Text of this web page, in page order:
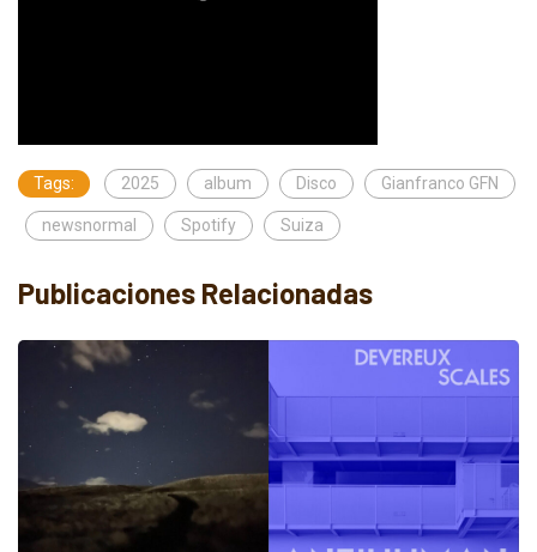
Tags: 2025 album Disco Gianfranco GFN
newsnormal Spotify Suiza
Publicaciones Relacionadas